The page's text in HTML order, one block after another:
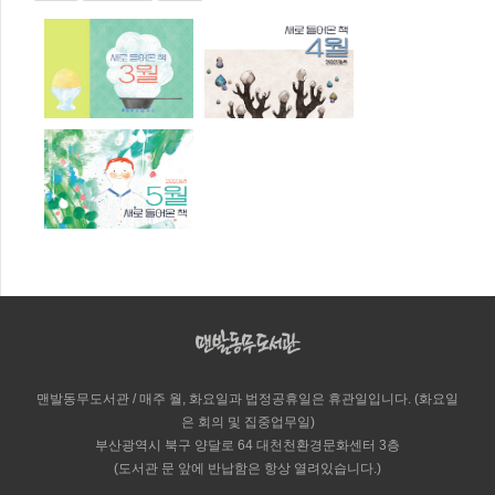
맨발동무도서관 / 매주 월, 화요일과 법정공휴일은 휴관일입니다. (화요일
은 회의 및 집중업무일)
부산광역시 북구 양달로 64 대천천환경문화센터 3층
(도서관 문 앞에 반납함은 항상 열려있습니다.)